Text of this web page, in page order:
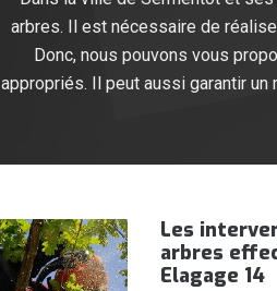
arbres. Il est nécessaire de
Donc, nous pouvons vous
appropriés. Il peut aussi garantir
Les
arbres
Elagage 14